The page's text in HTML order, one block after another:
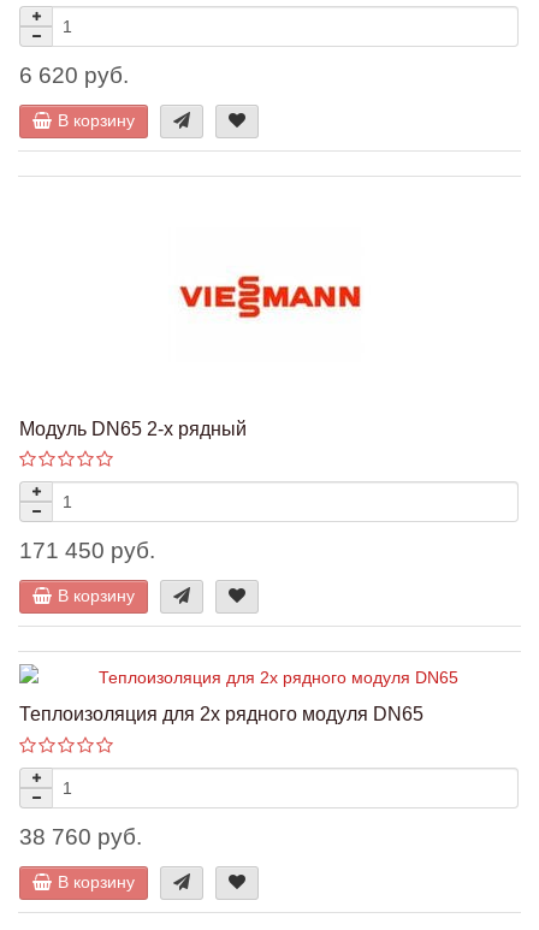
6 620 руб.
В корзину
Модуль DN65 2-х рядный
171 450 руб.
В корзину
Теплоизоляция для 2х рядного модуля DN65
38 760 руб.
В корзину